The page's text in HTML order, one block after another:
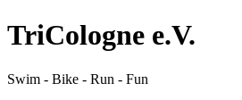
TriCologne e.V.
Swim - Bike - Run - Fun